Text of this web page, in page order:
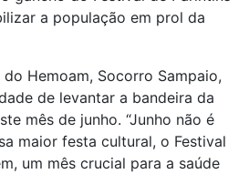
a população em prol da
Hemoam, Socorro Sampaio,
de levantar a bandeira da
mês de junho. “Junho não é
maior festa cultural, o Festival
um mês crucial para a saúde